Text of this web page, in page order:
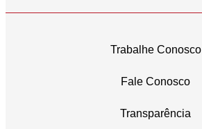
Trabalhe Conosco
Fale Conosco
Transparência